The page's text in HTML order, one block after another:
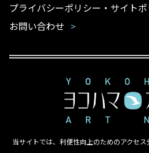
当サイトでは、利便性向上のためのアクセ
プライバシーポリシー・サイトポ
お問い合わせ